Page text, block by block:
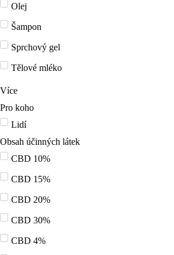
Olej
Šampon
Sprchový gel
Tělové mléko
Více
Pro koho
Lidí
Obsah účinných látek
CBD 10%
CBD 15%
CBD 20%
CBD 30%
CBD 4%